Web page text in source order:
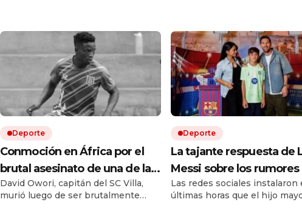
Deporte
Conmoción en África por el
brutal asesinato de una de las
figuras del fútbol ugandés
David Owori, capitán del SC Villa,
murió luego de ser brutalmente
Deporte
La tajante respuesta de
Messi sobre los rumores
salida de su hijo Thiago
Inter Miami a La Masía
Las redes sociales instalaron
últimas horas que el hijo